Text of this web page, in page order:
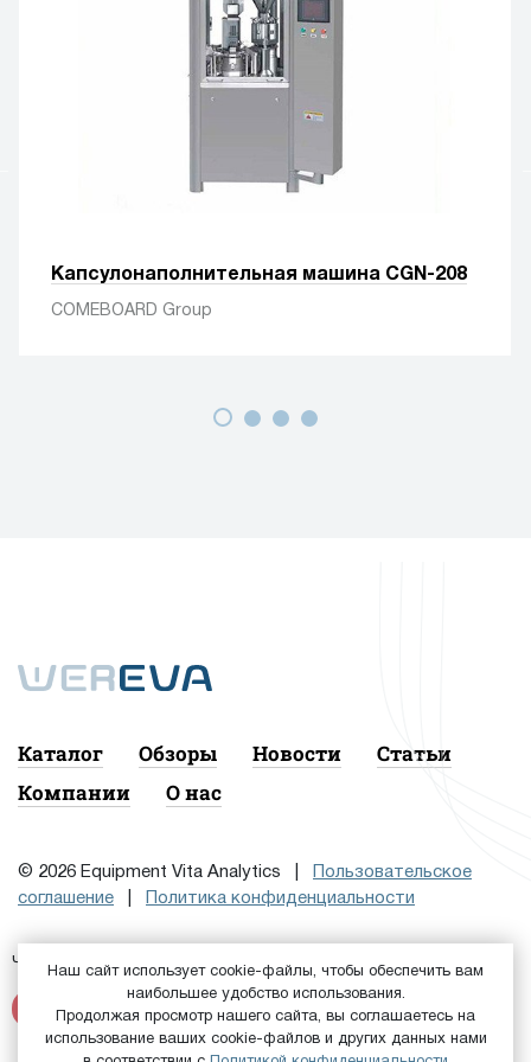
Капсулонаполнительная машина CGN-208
COMEBOARD Group
Каталог Обзоры Новости
Статьи
Компании
О нас
© 2026 Equipment Vita Analytics |
Пользовательское
соглашение
Политика конфиденциальности
Чтобы подписаться на рассылку, сначала Войдите или
Зарегистрируйтесь
Наш сайт использует cookie-файлы, чтобы обеспечить вам
наибольшее удобство использования.
Продолжая просмотр нашего сайта, вы соглашаетесь на
использование ваших cookie-файлов и других данных нами